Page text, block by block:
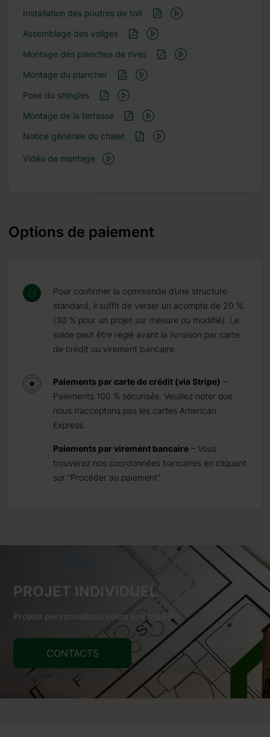
Installation des poutres de toit
Assemblage des voliges
Montage des planches de rives
Montage du plancher
Pose du shingles
Montage de la terrasse
Notice générale du chalet
Vidéo de montage
Options de paiement
Pour confirmer la commande d’une structure
standard, il suffit de verser un acompte de 20 %.
(30 % pour un projet sur mesure ou modifié). Le
solde peut être réglé avant la livraison par carte
de crédit ou virement bancaire.
Paiements par carte de crédit (via Stripe) –
Paiements 100 % sécurisés. Veuillez noter que
nous n’acceptons pas les cartes American
Express.
Paiements par virement bancaire – Vous
trouverez nos coordonnées bancaires en cliquant
sur “Procéder au paiement”.
PROJET INDIVIDUEL
Projets personnalisés selon vos besoins
CONTACTS